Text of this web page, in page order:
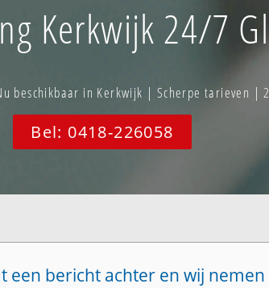
Kerkwijk 24/7
beschikbaar in Kerkwijk | Scherpe tarieven |
Bel: 0418-226058
een bericht achter en wij